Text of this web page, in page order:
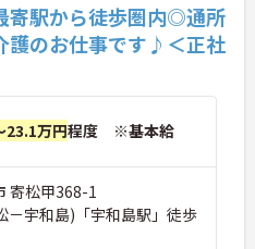
寄駅から徒歩圏内◎通所
護のお仕事です♪＜正社
23.1万円程度 ※基本給
寄松甲368-1
－宇和島)「宇和島駅」徒歩